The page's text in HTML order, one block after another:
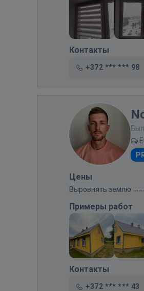
Контакты
+372 *** *** 98
Был
Цены
Выровнять землю
Примеры работ
Контакты
+372 *** *** 43